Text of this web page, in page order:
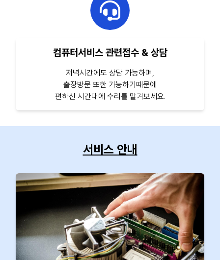
컴퓨터서비스 관련접수 & 상담
저녁시간에도 상담 가능하며,
출장방문 또한 가능하기때문에
편하신 시간대에 수리를 맡겨보세요.
서비스 안내